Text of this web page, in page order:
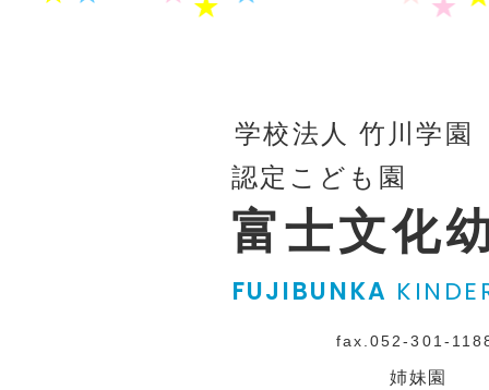
学校法人 竹川学園
認定こども園
富士文化
FUJIBUNKA
fax.052-301-
姉妹園